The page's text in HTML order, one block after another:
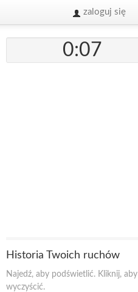
zaloguj się
0:07
Historia Twoich ruchów
Najedź, aby podświetlić. Kliknij, aby
wyczyścić.